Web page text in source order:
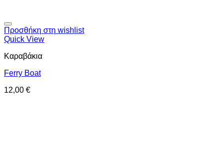
Προσθήκη στη wishlist
Quick View
Καραβάκια
Ferry Boat
12,00 €